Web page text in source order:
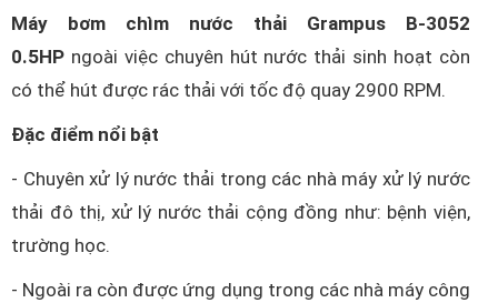
Máy bơm chìm nước thải Grampus B-3052
0.5HP ngoài việc chuyên hút nước thải sinh hoạt còn
có thể hút được rác thải với tốc độ quay 2900 RPM.
Đặc điểm nổi bật
- Chuyên xử lý nước thải trong các nhà máy xử lý nước
thải đô thị, xử lý nước thải cộng đồng như: bệnh viện,
trường học.
- Ngoài ra còn được ứng dụng trong các nhà máy công